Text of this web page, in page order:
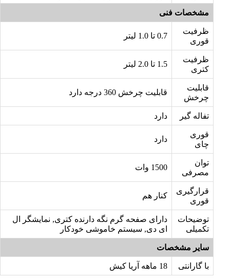
مشخصات فنی
ظرفیت
قوری
0.7 تا 1.0 لیتر
ظرفیت
کتری
1.5 تا 2.0 لیتر
قابلیت
چرخش
قابلیت چرخش 360 درجه دارد
تفاله گیر دارد
قوری
چای
دارد
توان
مصرفی
1500 وات
قرارگیری
قوری
کنار هم
توضیحات
تکمیلی
دارای صفحه گرم نگه دارنده کتری, نمایشگر ال
ای دی, سیستم خاموشی خودکار
سایر مشخصات
با گارانتی